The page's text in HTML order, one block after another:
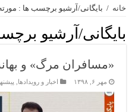
خانه / بایگانی/آرشیو برچسب ها :
بایگانی/آرشیو
«مسافران مرگ» و
مهر ۶, ۱۳۹۸ اخبار و رویدادها